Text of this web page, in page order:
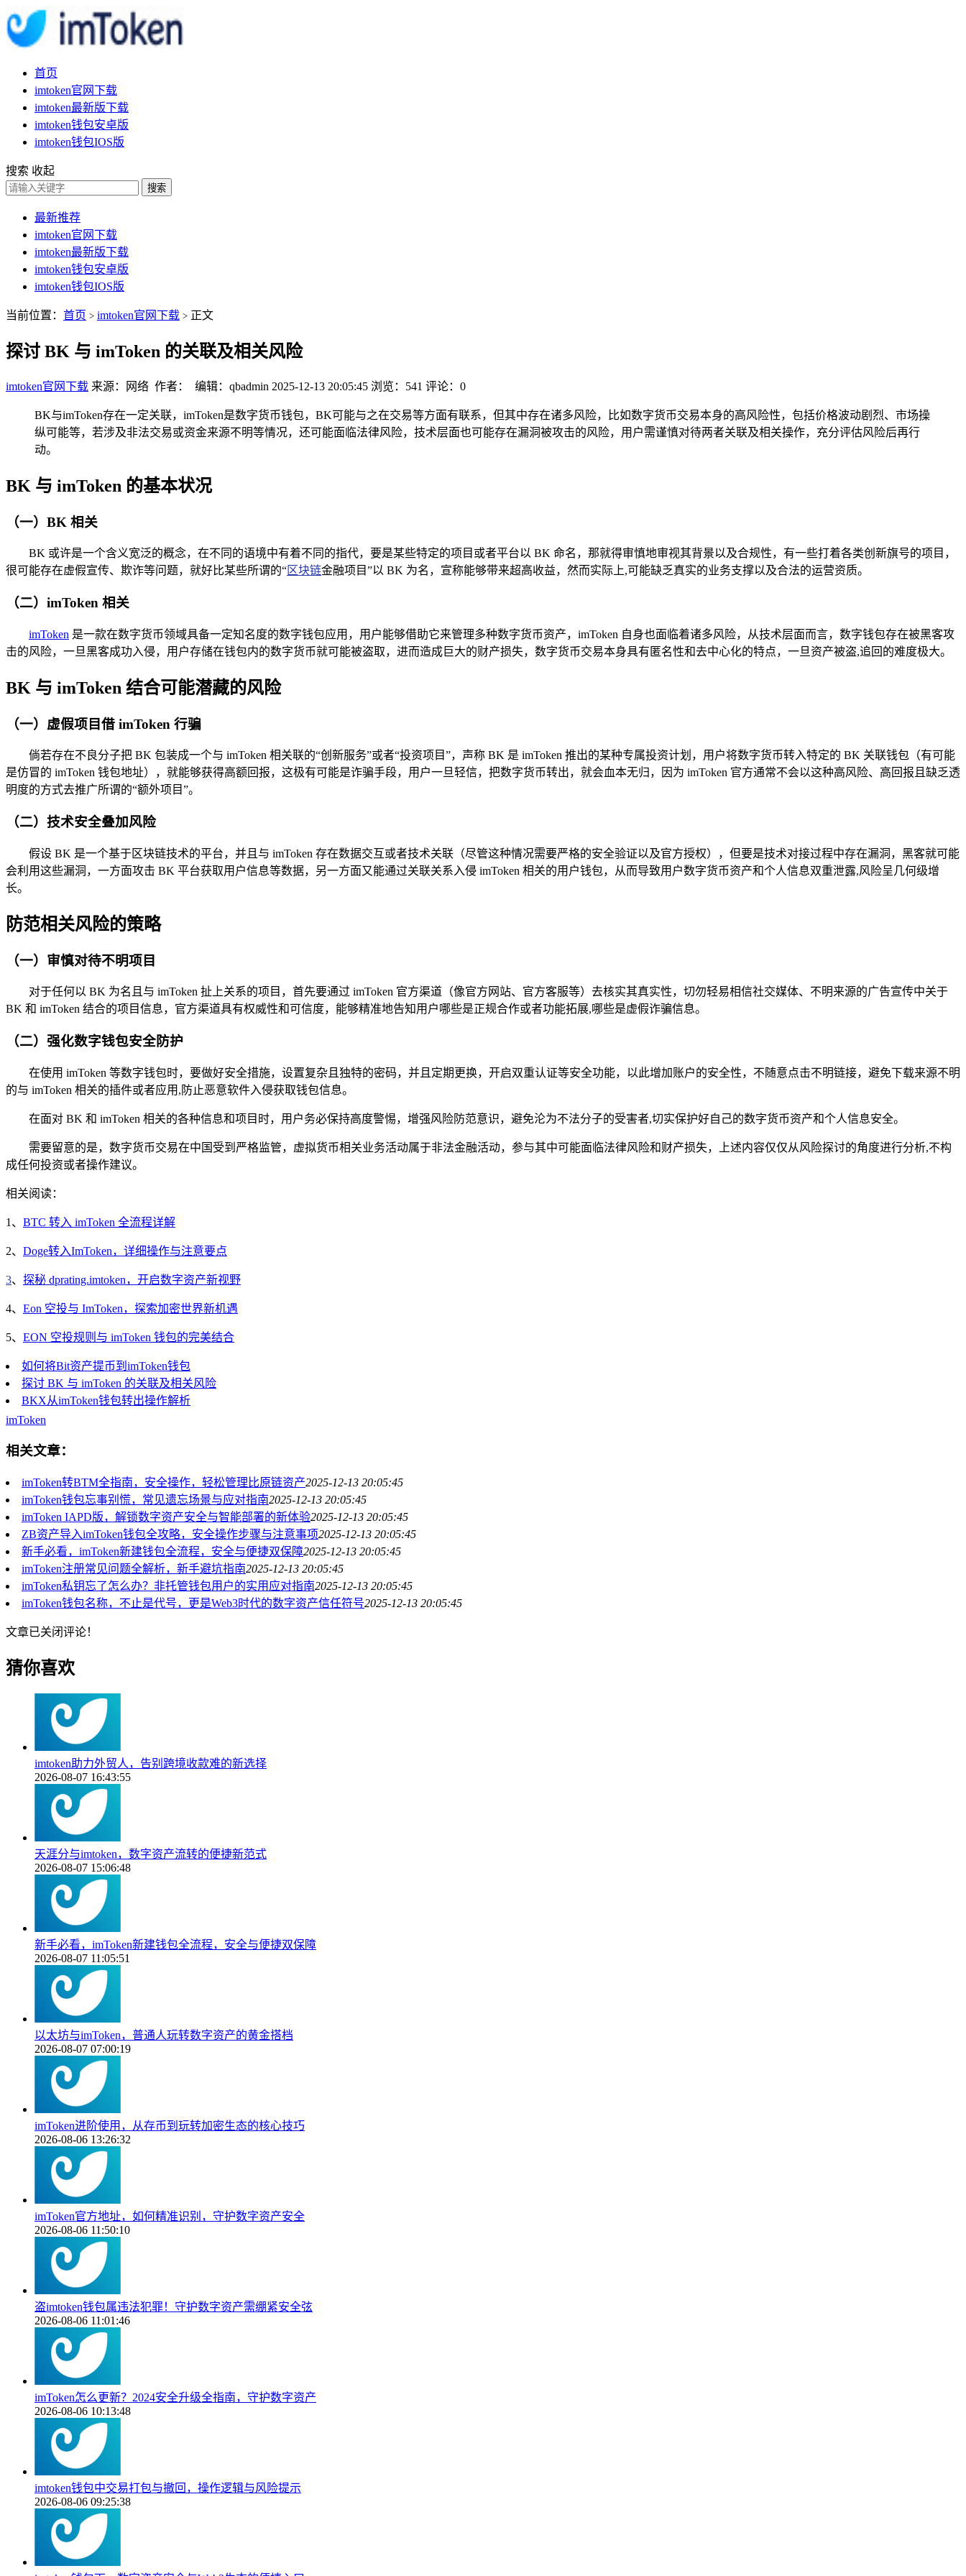
首页
imtoken官网下载
imtoken最新版下载
imtoken钱包安卓版
imtoken钱包IOS版
搜索 收起
搜索
最新推荐
imtoken官网下载
imtoken最新版下载
imtoken钱包安卓版
imtoken钱包IOS版
当前位置： 首页 > imtoken官网下载 > 正文
探讨 BK 与 imToken 的关联及相关风险
imtoken官网下载 来源：网络 作者： 编辑：qbadmin 2025-12-13 20:05:45 浏览：541 评论：0
BK与imToken存在一定关联，imToken是数字货币钱包，BK可能与之在交易等方面有联系，但其中存在诸多风险，比如数字货币交易本身的高风险性，包括价格波动剧烈、市场操
纵可能等，若涉及非法交易或资金来源不明等情况，还可能面临法律风险，技术层面也可能存在漏洞被攻击的风险，用户需谨慎对待两者关联及相关操作，充分评估风险后再行
动。
BK 与 imToken 的基本状况
（一）BK 相关
BK 或许是一个含义宽泛的概念，在不同的语境中有着不同的指代，要是某些特定的项目或者平台以 BK 命名，那就得审慎地审视其背景以及合规性，有一些打着各类创新旗号的项目，
很可能存在虚假宣传、欺诈等问题，就好比某些所谓的“区块链金融项目”以 BK 为名，宣称能够带来超高收益，然而实际上,可能缺乏真实的业务支撑以及合法的运营资质。
（二）imToken 相关
imToken 是一款在数字货币领域具备一定知名度的数字钱包应用，用户能够借助它来管理多种数字货币资产，imToken 自身也面临着诸多风险，从技术层面而言，数字钱包存在被黑客攻
击的风险，一旦黑客成功入侵，用户存储在钱包内的数字货币就可能被盗取，进而造成巨大的财产损失，数字货币交易本身具有匿名性和去中心化的特点，一旦资产被盗,追回的难度极大。
BK 与 imToken 结合可能潜藏的风险
（一）虚假项目借 imToken 行骗
倘若存在不良分子把 BK 包装成一个与 imToken 相关联的“创新服务”或者“投资项目”，声称 BK 是 imToken 推出的某种专属投资计划，用户将数字货币转入特定的 BK 关联钱包（有可能
是仿冒的 imToken 钱包地址），就能够获得高额回报，这极有可能是诈骗手段，用户一旦轻信，把数字货币转出，就会血本无归，因为 imToken 官方通常不会以这种高风险、高回报且缺乏透
明度的方式去推广所谓的“额外项目”。
（二）技术安全叠加风险
假设 BK 是一个基于区块链技术的平台，并且与 imToken 存在数据交互或者技术关联（尽管这种情况需要严格的安全验证以及官方授权），但要是技术对接过程中存在漏洞，黑客就可能
会利用这些漏洞，一方面攻击 BK 平台获取用户信息等数据，另一方面又能通过关联关系入侵 imToken 相关的用户钱包，从而导致用户数字货币资产和个人信息双重泄露,风险呈几何级增
长。
防范相关风险的策略
（一）审慎对待不明项目
对于任何以 BK 为名且与 imToken 扯上关系的项目，首先要通过 imToken 官方渠道（像官方网站、官方客服等）去核实其真实性，切勿轻易相信社交媒体、不明来源的广告宣传中关于
BK 和 imToken 结合的项目信息，官方渠道具有权威性和可信度，能够精准地告知用户哪些是正规合作或者功能拓展,哪些是虚假诈骗信息。
（二）强化数字钱包安全防护
在使用 imToken 等数字钱包时，要做好安全措施，设置复杂且独特的密码，并且定期更换，开启双重认证等安全功能，以此增加账户的安全性，不随意点击不明链接，避免下载来源不明
的与 imToken 相关的插件或者应用,防止恶意软件入侵获取钱包信息。
在面对 BK 和 imToken 相关的各种信息和项目时，用户务必保持高度警惕，增强风险防范意识，避免沦为不法分子的受害者,切实保护好自己的数字货币资产和个人信息安全。
需要留意的是，数字货币交易在中国受到严格监管，虚拟货币相关业务活动属于非法金融活动，参与其中可能面临法律风险和财产损失，上述内容仅仅从风险探讨的角度进行分析,不构
成任何投资或者操作建议。
相关阅读：
1、 BTC 转入 imToken 全流程详解
2、 Doge转入ImToken，详细操作与注意要点
3、 探秘 dprating.imtoken，开启数字资产新视野
4、 Eon 空投与 ImToken，探索加密世界新机遇
5、 EON 空投规则与 imToken 钱包的完美结合
如何将Bit资产提币到imToken钱包
探讨 BK 与 imToken 的关联及相关风险
BKX从imToken钱包转出操作解析
imToken
相关文章：
imToken转BTM全指南，安全操作，轻松管理比原链资产2025-12-13 20:05:45
imToken钱包忘事别慌，常见遗忘场景与应对指南2025-12-13 20:05:45
imToken IAPD版，解锁数字资产安全与智能部署的新体验2025-12-13 20:05:45
ZB资产导入imToken钱包全攻略，安全操作步骤与注意事项2025-12-13 20:05:45
新手必看，imToken新建钱包全流程，安全与便捷双保障2025-12-13 20:05:45
imToken注册常见问题全解析，新手避坑指南2025-12-13 20:05:45
imToken私钥忘了怎么办？非托管钱包用户的实用应对指南2025-12-13 20:05:45
imToken钱包名称，不止是代号，更是Web3时代的数字资产信任符号2025-12-13 20:05:45
文章已关闭评论！
猜你喜欢
imtoken助力外贸人，告别跨境收款难的新选择
2026-08-07 16:43:55
天涯分与imtoken，数字资产流转的便捷新范式
2026-08-07 15:06:48
新手必看，imToken新建钱包全流程，安全与便捷双保障
2026-08-07 11:05:51
以太坊与imToken，普通人玩转数字资产的黄金搭档
2026-08-07 07:00:19
imToken进阶使用，从存币到玩转加密生态的核心技巧
2026-08-06 13:26:32
imToken官方地址，如何精准识别，守护数字资产安全
2026-08-06 11:50:10
盗imtoken钱包属违法犯罪！守护数字资产需绷紧安全弦
2026-08-06 11:01:46
imToken怎么更新？2024安全升级全指南，守护数字资产
2026-08-06 10:13:48
imtoken钱包中交易打包与撤回，操作逻辑与风险提示
2026-08-06 09:25:38